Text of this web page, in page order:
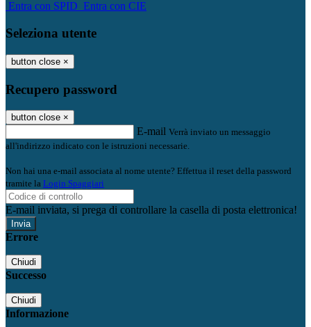
Entra con SPID Entra con CIE
Seleziona utente
button close ×
Recupero password
button close ×
E-mail Verrà inviato un messaggio
all'indirizzo indicato con le istruzioni necessarie.
Non hai una e-mail associata al nome utente? Effettua il reset della password
tramite la Login Spaggiari
E-mail inviata, si prega di controllare la casella di posta elettronica!
Errore
Chiudi
Successo
Chiudi
Informazione